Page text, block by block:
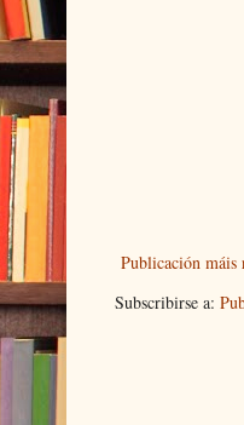
Publicación máis
Subscribirse a: